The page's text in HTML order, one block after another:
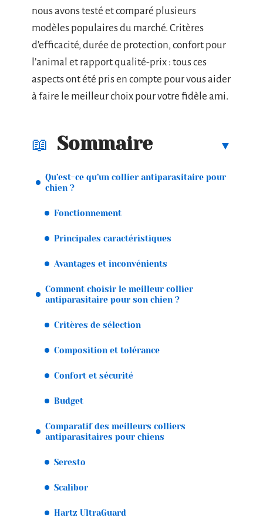
nous avons testé et comparé plusieurs
modèles populaires du marché. Critères
d’efficacité, durée de protection, confort pour
l’animal et rapport qualité-prix : tous ces
aspects ont été pris en compte pour vous aider
à faire le meilleur choix pour votre fidèle ami.
Sommaire
Qu’est-ce qu’un collier antiparasitaire pour
chien ?
Fonctionnement
Principales caractéristiques
Avantages et inconvénients
Comment choisir le meilleur collier
antiparasitaire pour son chien ?
Critères de sélection
Composition et tolérance
Confort et sécurité
Budget
Comparatif des meilleurs colliers
antiparasitaires pour chiens
Seresto
Scalibor
Hartz UltraGuard